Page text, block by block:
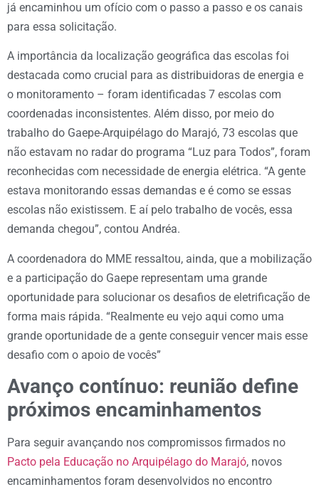
já encaminhou um ofício com o passo a passo e os canais
para essa solicitação.
A importância da localização geográfica das escolas foi
destacada como crucial para as distribuidoras de energia e
o monitoramento – foram identificadas 7 escolas com
coordenadas inconsistentes. Além disso, por meio do
trabalho do Gaepe-Arquipélago do Marajó, 73 escolas que
não estavam no radar do programa “Luz para Todos”, foram
reconhecidas com necessidade de energia elétrica. “A gente
estava monitorando essas demandas e é como se essas
escolas não existissem. E aí pelo trabalho de vocês, essa
demanda chegou”, contou Andréa.
A coordenadora do MME ressaltou, ainda, que a mobilização
e a participação do Gaepe representam uma grande
oportunidade para solucionar os desafios de eletrificação de
forma mais rápida. “Realmente eu vejo aqui como uma
grande oportunidade de a gente conseguir vencer mais esse
desafio com o apoio de vocês”
Avanço contínuo: reunião define
próximos encaminhamentos
Para seguir avançando nos compromissos firmados no
Pacto pela Educação no Arquipélago do Marajó, novos
encaminhamentos foram desenvolvidos no encontro